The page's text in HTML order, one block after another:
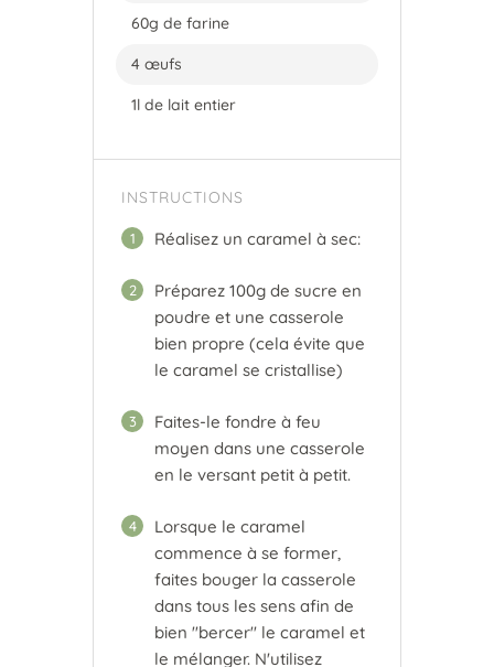
60g de farine
4 œufs
1l de lait entier
INSTRUCTIONS
1 Réalisez un caramel à sec:
2
Préparez 100g de sucre en
poudre et une casserole
bien propre (cela évite que
le caramel se cristallise)
3
Faites-le fondre à feu
moyen dans une casserole
en le versant petit à petit.
4
Lorsque le caramel
commence à se former,
faites bouger la casserole
dans tous les sens afin de
bien "bercer" le caramel et
le mélanger. N'utilisez